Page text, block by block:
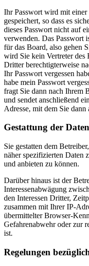
Ihr Passwort wird mit
gespeichert, so dass es
dieses Passwort nicht auf
verwenden. Das Passwort
für das Board, also gehen
wird Sie kein Vertreter
Dritter berechtigterweise
Ihr Passwort vergessen
habe mein Passwort
fragt Sie dann nach Ihrem
und sendet anschließend
Adresse, mit dem Sie
Gestattung der
Sie gestatten dem
näher spezifizierten Daten
und anbieten zu können.
Darüber hinaus ist der
Interessenabwägung
den Interessen Dritter,
zusammen mit Ihrer IP-
übermittelter Browser-
Gefahrenabwehr oder zur
ist.
Regelungen